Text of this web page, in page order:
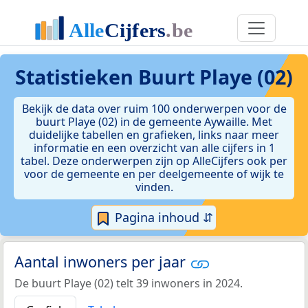
Statistieken Buurt Playe (02)
Bekijk de data over ruim 100 onderwerpen voor de
buurt Playe (02) in de gemeente Aywaille. Met
duidelijke tabellen en grafieken, links naar meer
informatie en een overzicht van alle cijfers in 1
tabel. Deze onderwerpen zijn op AlleCijfers ook per
voor de gemeente en per deelgemeente of wijk te
vinden.
Pagina inhoud ⇵
Aantal inwoners per jaar
De buurt Playe (02) telt 39 inwoners in 2024.